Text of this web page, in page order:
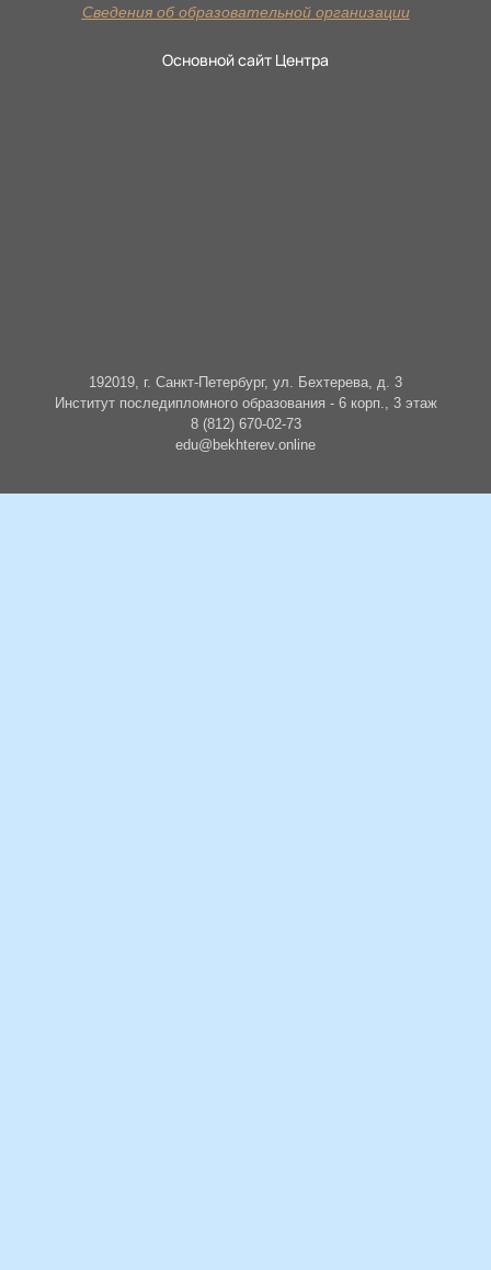
Сведения об образовательной организации
Основной сайт Центра
192019, г. Санкт-Петербург, ул. Бехтерева, д. 3
Институт последипломного образования - 6 корп., 3 этаж
8 (812) 670-02-73
edu@bekhterev.online